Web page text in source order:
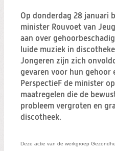
Zoeken:
Op donderdag 28 januari
minister Rouvoet van
aan over
luide muziek in
Jongeren zijn zich
gevaren voor hun gehoor
PerspectieF de minister
maatregelen die de
probleem vergroten en
discotheek.
Deze actie van de werkgroep